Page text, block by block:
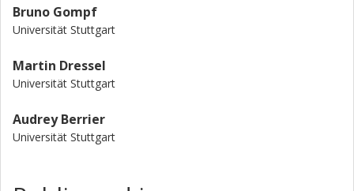
Bruno Gompf
Universität Stuttgart
Martin Dressel
Universität Stuttgart
Audrey Berrier
Universität Stuttgart